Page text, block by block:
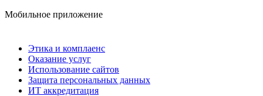
Мобильное приложение
Этика и комплаенс
Оказание услуг
Использование сайтов
Защита персональных данных
ИТ аккредитация